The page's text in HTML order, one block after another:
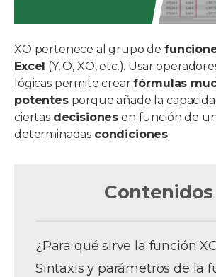
XO pertenece al grupo de
Excel (Y, O, XO, etc.). Usar
lógicas permite crearfórmulas
potentesporque añade la
ciertas decisiones en función de
determinadas condiciones.
Contenidos
¿Para qué sirve la función
Sintaxis y parámetros de la